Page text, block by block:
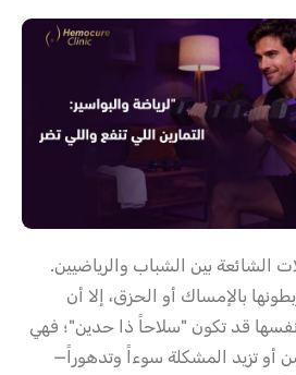
الشائعة بين الشباب والرياضيين.
بالإمساك أو الحزق، إلا أن
قد تكون "سلاحاً ذا حدين"؛ فهي
أو تزيد المشكلة سوءاً وتدهوراً—